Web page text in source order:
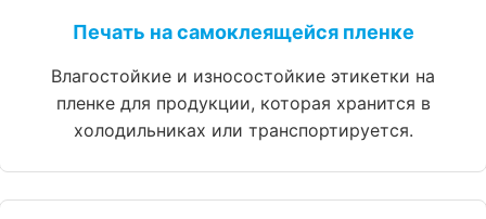
Печать на самоклеящейся пленке
Влагостойкие и износостойкие этикетки на
пленке для продукции, которая хранится в
холодильниках или транспортируется.